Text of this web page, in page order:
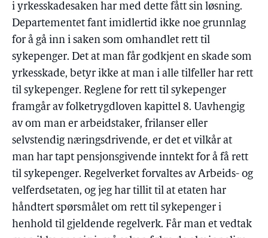
i yrkesskadesaken har med dette fått sin løsning.
Departementet fant imidlertid ikke noe grunnlag
for å gå inn i saken som omhandlet rett til
sykepenger. Det at man får godkjent en skade som
yrkesskade, betyr ikke at man i alle tilfeller har rett
til sykepenger. Reglene for rett til sykepenger
framgår av folketrygdloven kapittel 8. Uavhengig
av om man er arbeidstaker, frilanser eller
selvstendig næringsdrivende, er det et vilkår at
man har tapt pensjonsgivende inntekt for å få rett
til sykepenger. Regelverket forvaltes av Arbeids- og
velferdsetaten, og jeg har tillit til at etaten har
håndtert spørsmålet om rett til sykepenger i
henhold til gjeldende regelverk. Får man et vedtak